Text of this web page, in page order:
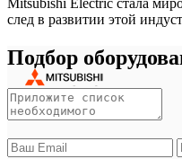
Mitsubishi Electric стала
след в развитии этой
Подбор